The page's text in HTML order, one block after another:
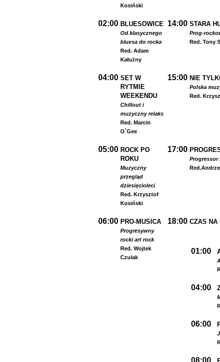
Kosiński
02:00 BLUESOWICE
Od klasycznego
bluesa do rocka
Red. Adam
Kałużny
14:00 STARA
Prog-
Red. Tony
04:00 SET W
RYTMIE
WEEKENDU
Chillout i
muzyczny relaks
Red. Marcin
O`Gee
15:00 NIE
Polska
Red.
05:00 ROCK PO
ROKU
Muzyczny
przegląd
dziesięcioleci
Red. Krzysztof
Kosiński
17:00
Progressor
Red.
06:00 PRO-MUSICA
Progresywny
rocki art rock
Red. Wojtek
Czulak
18:00 CZAS NA
01:00
04:00
06:00
08:00